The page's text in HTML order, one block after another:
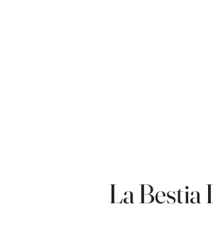
La Bestia